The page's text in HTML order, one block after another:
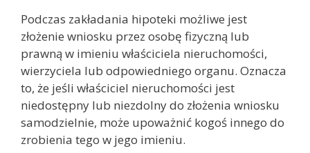
Podczas zakładania hipoteki możliwe jest
złożenie wniosku przez osobę fizyczną lub
prawną w imieniu właściciela nieruchomości,
wierzyciela lub odpowiedniego organu. Oznacza
to, że jeśli właściciel nieruchomości jest
niedostępny lub niezdolny do złożenia wniosku
samodzielnie, może upoważnić kogoś innego do
zrobienia tego w jego imieniu.